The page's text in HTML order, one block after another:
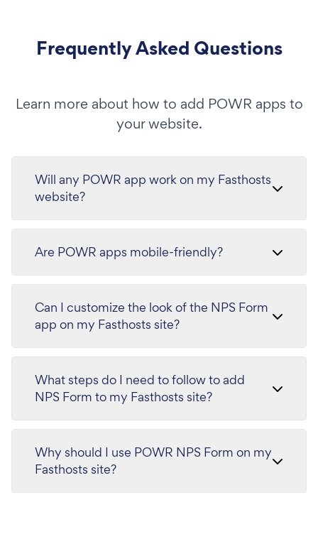
Frequently Asked Questions
Learn more about how to add POWR apps to
your website.
Will any POWR app work on my Fasthosts
website?
Are POWR apps mobile-friendly?
Can I customize the look of the NPS Form
app on my Fasthosts site?
What steps do I need to follow to add
NPS Form to my Fasthosts site?
Why should I use POWR NPS Form on my
Fasthosts site?